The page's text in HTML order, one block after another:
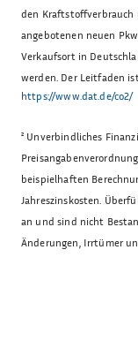
den Kraftstoffverbrauch
angebotenen neuen
Verkaufsort in
werden. Der Leitfaden
https://www.dat.de/co2/
² Unverbindliches
beispielhaften
Jahreszinskosten.
an und sind nicht
Änderungen, Irrtümer